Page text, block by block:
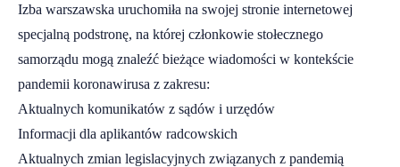
Izba warszawska uruchomiła na swojej stronie internetowej
specjalną podstronę, na której członkowie stołecznego
samorządu mogą znaleźć bieżące wiadomości w kontekście
pandemii koronawirusa z zakresu:
Aktualnych komunikatów z sądów i urzędów
Informacji dla aplikantów radcowskich
Aktualnych zmian legislacyjnych związanych z pandemią